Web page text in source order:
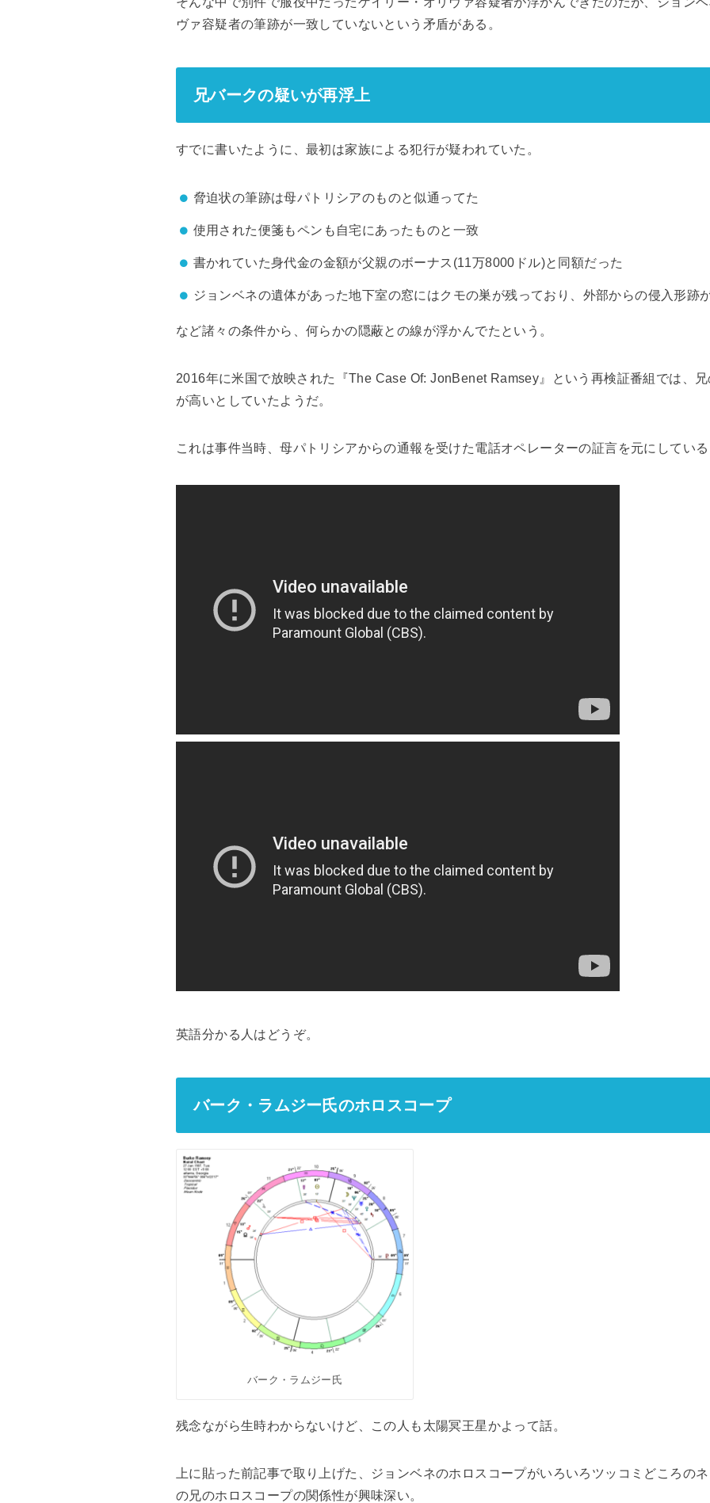
ヴァ容疑者の筆跡が一致していないという矛盾がある。
兄バークの疑いが再浮上
すでに書いたように、最初は家族による犯行が疑われていた。
脅迫状の筆跡は母パトリシアのものと似通ってた
使用された便箋もペンも自宅にあったものと一致
書かれていた身代金の金額が父親のボーナス(11万8000ドル)と同額だった
ジョンベネの遺体があった地下室の窓にはクモの巣が残っており、外部からの侵入形跡
など諸々の条件から、何らかの隠蔽との線が浮かんでたという。
2016年に米国で放映された『The Case Of: JonBenet Ramsey』という再検証番組では、
が高いとしていたようだ。
これは事件当時、母パトリシアからの通報を受けた電話オペレーターの証言を元にしてい
英語分かる人はどうぞ。
バーク・ラムジー氏のホロスコープ
バーク・ラムジー氏
残念ながら生時わからないけど、この人も太陽冥王星かよって話。
上に貼った前記事で取り上げた、ジョンベネのホロスコープがいろいろツッコミどころの
の兄のホロスコープの関係性が興味深い。